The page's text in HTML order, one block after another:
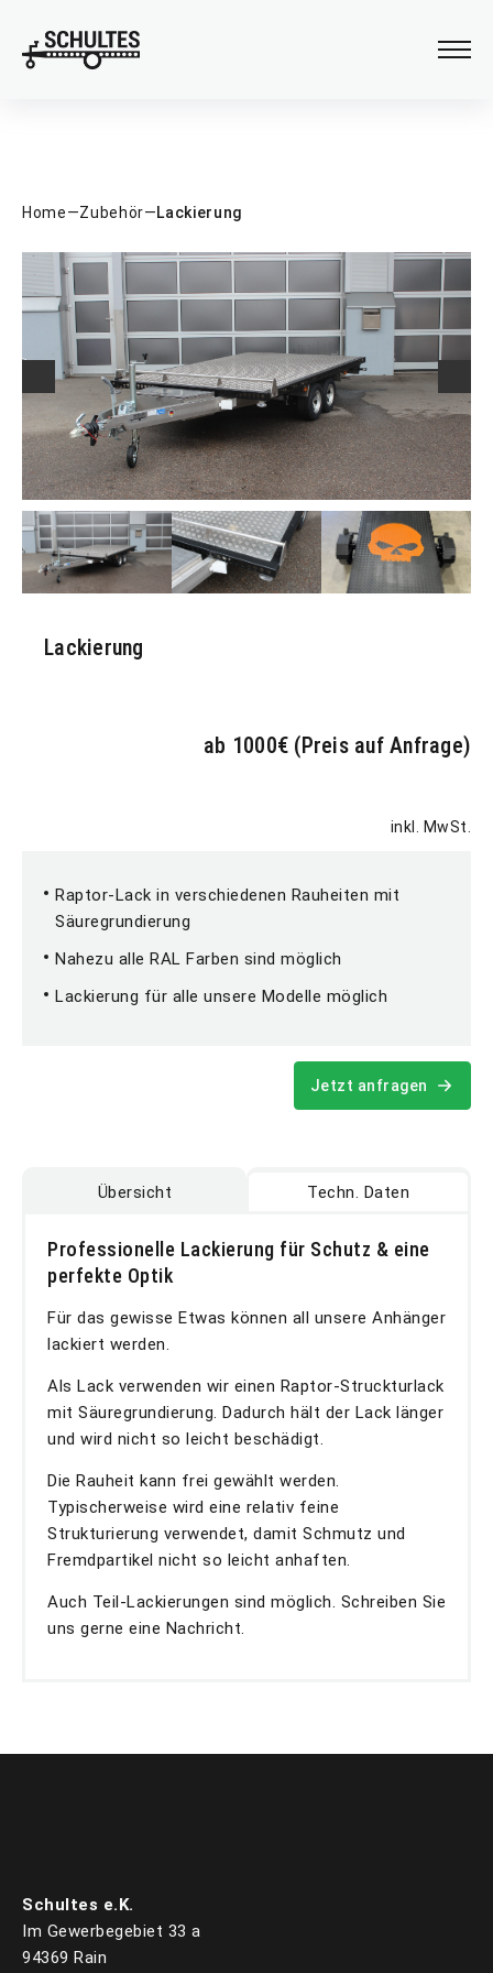
Verladehilfen
Home—Zubehör—Lackierung
Lackierung
ab 1000€ (Preis auf Anfrage)
inkl. MwSt.
Raptor-Lack in verschiedenen Rauheiten mit
Säuregrundierung
Nahezu alle RAL Farben sind möglich
Lackierung für alle unsere Modelle möglich
Jetzt anfragen
Übersicht Techn. Daten
Professionelle Lackierung für Schutz & eine
perfekte Optik
Für das gewisse Etwas können all unsere Anhänger
lackiert werden.
Als Lack verwenden wir einen Raptor-Struckturlack
mit Säuregrundierung. Dadurch hält der Lack länger
und wird nicht so leicht beschädigt.
Die Rauheit kann frei gewählt werden.
Typischerweise wird eine relativ feine
Strukturierung verwendet, damit Schmutz und
Fremdpartikel nicht so leicht anhaften.
Auch Teil-Lackierungen sind möglich. Schreiben Sie
uns gerne eine Nachricht.
Schultes e.K.
Im Gewerbegebiet 33 a
94369 Rain